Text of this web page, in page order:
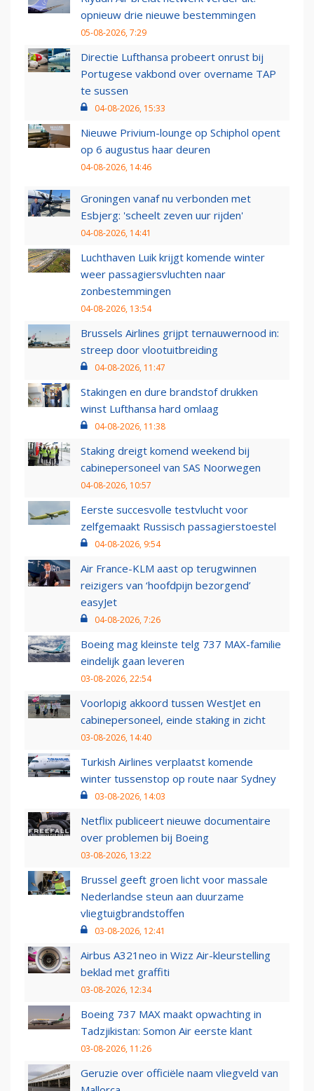
opnieuw drie nieuwe bestemmingen
05-08-2026, 7:29
Directie Lufthansa probeert onrust bij
Portugese vakbond over overname TAP
te sussen
04-08-2026, 15:33
Nieuwe Privium-lounge op Schiphol opent
op 6 augustus haar deuren
04-08-2026, 14:46
Groningen vanaf nu verbonden met
Esbjerg: 'scheelt zeven uur rijden'
04-08-2026, 14:41
Luchthaven Luik krijgt komende winter
weer passagiersvluchten naar
zonbestemmingen
04-08-2026, 13:54
Brussels Airlines grijpt ternauwernood in:
streep door vlootuitbreiding
04-08-2026, 11:47
Stakingen en dure brandstof drukken
winst Lufthansa hard omlaag
04-08-2026, 11:38
Staking dreigt komend weekend bij
cabinepersoneel van SAS Noorwegen
04-08-2026, 10:57
Eerste succesvolle testvlucht voor
zelfgemaakt Russisch passagierstoestel
04-08-2026, 9:54
Air France-KLM aast op terugwinnen
reizigers van ‘hoofdpijn bezorgend’
easyJet
04-08-2026, 7:26
Boeing mag kleinste telg 737 MAX-familie
eindelijk gaan leveren
03-08-2026, 22:54
Voorlopig akkoord tussen WestJet en
cabinepersoneel, einde staking in zicht
03-08-2026, 14:40
Turkish Airlines verplaatst komende
winter tussenstop op route naar Sydney
03-08-2026, 14:03
Netflix publiceert nieuwe documentaire
over problemen bij Boeing
03-08-2026, 13:22
Brussel geeft groen licht voor massale
Nederlandse steun aan duurzame
vliegtuigbrandstoffen
03-08-2026, 12:41
Airbus A321neo in Wizz Air-kleurstelling
beklad met graffiti
03-08-2026, 12:34
Boeing 737 MAX maakt opwachting in
Tadzjikistan: Somon Air eerste klant
03-08-2026, 11:26
Geruzie over officiële naam vliegveld van